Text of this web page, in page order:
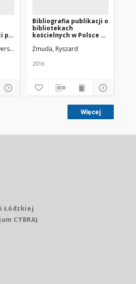
po
Medyczny w Łodzi
Bibliografia publikacji o
bibliotekach
kościelnych w Polsce za
Żmuda, Ryszard
2016
Więcej
Łódzkiej
CYBRA)